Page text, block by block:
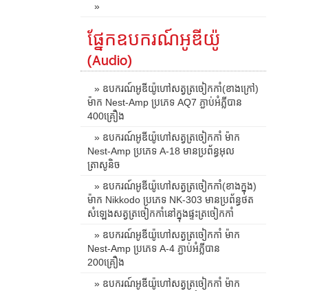
»
ផ្នែកឧបករណ៍អូឌីយ៉ូ
(Audio)
» ឧបករណ៍អូឌីយ៉ូហៅសត្វត្រចៀកកាំ(ខាងក្រៅ)
ម៉ាក Nest-Amp ប្រភេទ AQ7 ភ្ជាប់អំភ្លីបាន
400គ្រឿង
» ឧបករណ៍អូឌីយ៉ូហៅសត្វត្រចៀកកាំ ម៉ាក
Nest-Amp ប្រភេទ A-18 មានប្រព័ន្ធអុល
ត្រាសូនិច
» ឧបករណ៍អូឌីយ៉ូហៅសត្វត្រចៀកកាំ(ខាងក្នុង)
ម៉ាក Nikkodo ប្រភេទ NK-303 មានប្រព័ន្ធថត
សំឡេងសត្វត្រចៀកកាំនៅក្នុងផ្ទះត្រចៀកកាំ
» ឧបករណ៍អូឌីយ៉ូហៅសត្វត្រចៀកកាំ ម៉ាក
Nest-Amp ប្រភេទ A-4 ភ្ជាប់អំភ្លីបាន
200គ្រឿង
» ឧបករណ៍អូឌីយ៉ូហៅសត្វត្រចៀកកាំ ម៉ាក